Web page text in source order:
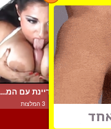
אישה גדולה מזדיינת עם המ...
4914 צפיות | 3 המלצות